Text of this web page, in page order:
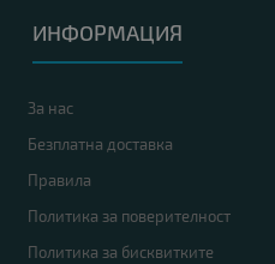
ИНФОРМАЦИЯ
За нас
Безплатна доставка
Правила
Политика за поверителност
Политика за бисквитките